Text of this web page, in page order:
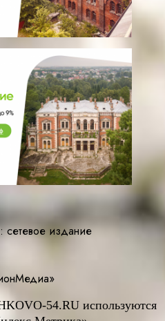
издание
-54.RU используются